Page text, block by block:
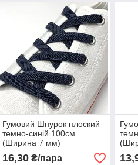
Гумовий Шнурок плоский
темно-синій 100см
(Ширина 7 мм)
16,30₴/пара